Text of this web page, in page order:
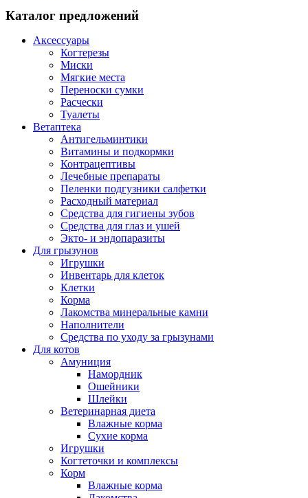
Каталог предложений
Аксессуары
Когтерезы
Миски
Мягкие места
Переноски сумки
Расчески
Туалеты
Ветаптека
Антигельминтики
Витамины и подкормки
Контрацептивы
Лечебные препараты
Пеленки подгузники салфетки
Расходный материал
Средства для гигиены зубов
Средства для глаз и ушей
Экто- и эндопаразиты
Для грызунов
Игрушки
Инвентарь для клеток
Клетки
Корма
Лакомства минеральные камни
Наполнители
Средства по уходу за грызунами
Для котов
Амуниция
Намордник
Ошейники
Шлейки
Ветеринарная диета
Влажные корма
Сухие корма
Игрушки
Когтеточки и комплексы
Корм
Влажные корма